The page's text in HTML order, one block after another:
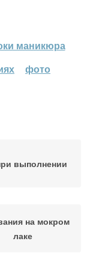
маникюра
фото
выполнении
на мокром
лаке